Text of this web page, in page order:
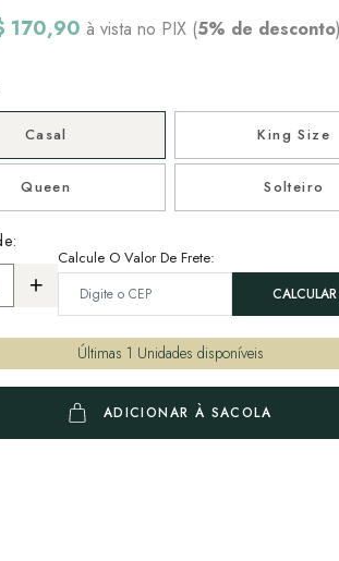
170,90 à vista no PIX (5% de desconto)
Casal King Size
Queen Solteiro
Calcule O Valor De Frete:
Últimas 1 Unidades disponíveis
ADICIONAR À SACOLA